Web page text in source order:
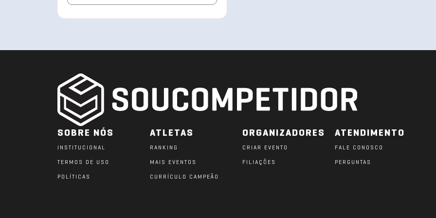
SOBRE NÓS
INSTITUCIONAL
TERMOS DE USO
POLÍTICAS
ATLETAS
RANKING
MAIS EVENTOS
CURRÍCULO CAMPEÃO
ORGANIZADORES
CRIAR EVENTO
FILIAÇÕES
ATENDIMENTO
FALE CONOSCO
PERGUNTAS